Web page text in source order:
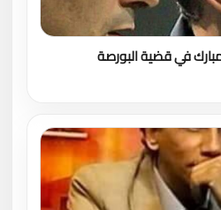
في قضية البورصة